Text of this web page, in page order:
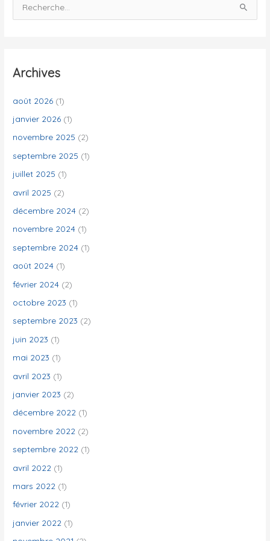
e
e
c
h
:
Archives
août 2026 (1)
janvier 2026 (1)
novembre 2025 (2)
septembre 2025 (1)
juillet 2025 (1)
avril 2025 (2)
décembre 2024 (2)
novembre 2024 (1)
septembre 2024 (1)
août 2024 (1)
février 2024 (2)
octobre 2023 (1)
septembre 2023 (2)
juin 2023 (1)
mai 2023 (1)
avril 2023 (1)
janvier 2023 (2)
décembre 2022 (1)
novembre 2022 (2)
septembre 2022 (1)
avril 2022 (1)
mars 2022 (1)
février 2022 (1)
janvier 2022 (1)